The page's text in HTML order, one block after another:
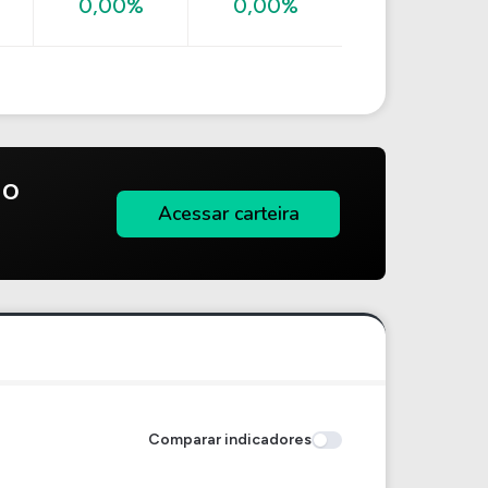
Acessar carteira
Comparar indicadores